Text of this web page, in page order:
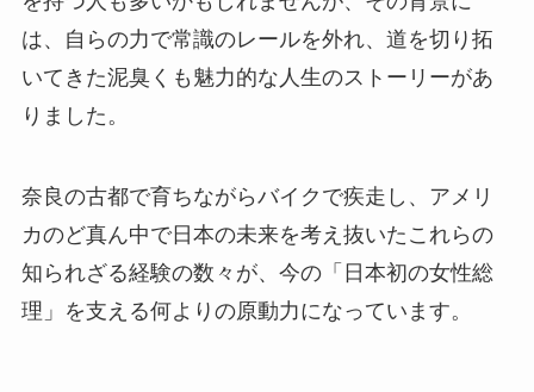
は、自らの力で常識のレールを外れ、道を切り拓
いてきた泥臭くも魅力的な人生のストーリーがあ
りました。
奈良の古都で育ちながらバイクで疾走し、アメリ
カのど真ん中で日本の未来を考え抜いたこれらの
知られざる経験の数々が、今の「日本初の女性総
理」を支える何よりの原動力になっています。